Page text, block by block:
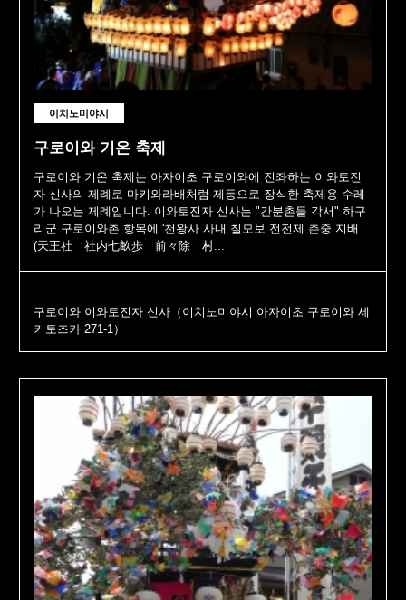
이치노미야시
구로이와 기온 축제
구로이와 기온 축제는 아자이초 구로이와에 진좌하는 이와토진
자 신사의 제례로 마키와라배처럼 제등으로 장식한 축제용 수레
가 나오는 제례입니다. 이와토진자 신사는 "간분촌들 각서" 하구
리군 구로이와촌 항목에 '천왕사 사내 칠모보 전전제 촌중 지배
(天王社 社内七畝歩 前々除 村...
구로이와 이와토진자 신사（이치노미야시 아자이초 구로이와 세
키토즈카 271-1）